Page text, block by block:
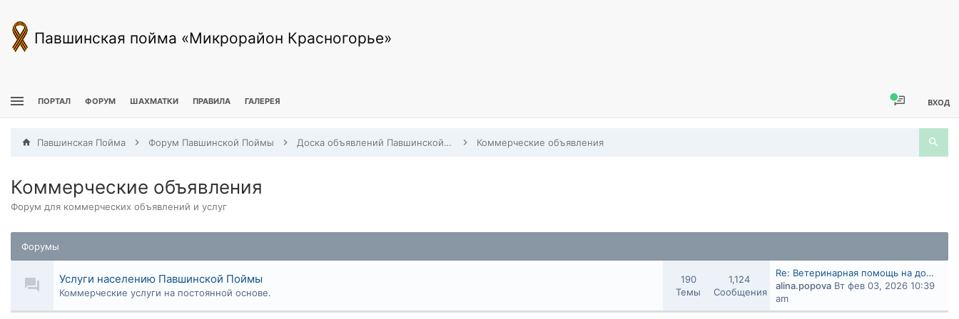
Павшинская пойма «Микрорайон Красногорье»
ПОРТАЛ ФОРУМ ШАХМАТКИ ПРАВИЛА ГАЛЕРЕЯ ВХОД
Павшинская Пойма Форум Павшинской Поймы Доска объявлений Павшинской Поймы Коммерческие объявления
Коммерческие объявления
Форум для коммерческих объявлений и услуг
Форумы
Услуги населению Павшинской Поймы
Коммерческие услуги на постоянной основе.
190
Темы
1,124
Сообщения
Re: Ветеринарная помощь на до…
alina.popova Вт фев 03, 2026 10:39
am